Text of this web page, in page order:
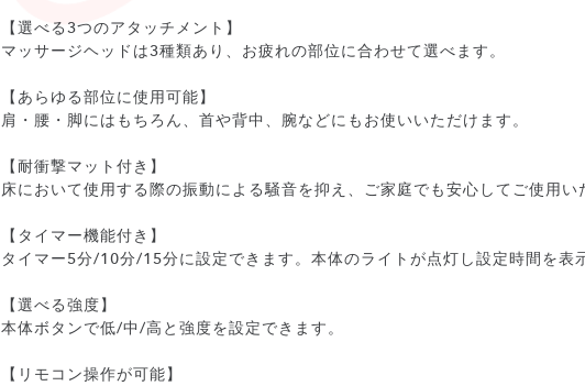
【選べる3つのアタッチメント】
マッサージヘッドは3種類あり、お疲れの部位に合わせて選べます。
【あらゆる部位に使用可能】
肩・腰・脚にはもちろん、首や背中、腕などにもお使いいただけます。
【耐衝撃マット付き】
床において使用する際の振動による騒音を抑え、ご家庭でも安心してご使用い
【タイマー機能付き】
タイマー5分/10分/15分に設定できます。本体のライトが点灯し設定時間を表
【選べる強度】
本体ボタンで低/中/高と強度を設定できます。
【リモコン操作が可能】